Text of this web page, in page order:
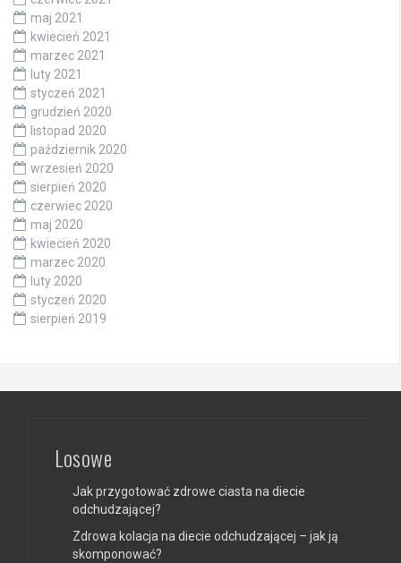
maj 2021
kwiecień 2021
marzec 2021
luty 2021
styczeń 2021
grudzień 2020
listopad 2020
październik 2020
wrzesień 2020
sierpień 2020
czerwiec 2020
maj 2020
kwiecień 2020
marzec 2020
luty 2020
styczeń 2020
sierpień 2019
Losowe
Jak przygotować zdrowe ciasta na diecie
odchudzającej?
Zdrowa kolacja na diecie odchudzającej – jak ją
skomponować?